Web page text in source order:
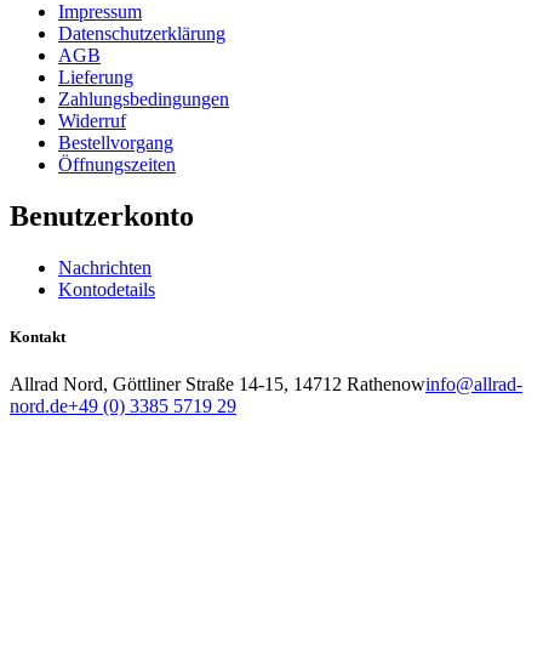
Impressum
Datenschutzerklärung
AGB
Lieferung
Zahlungsbedingungen
Widerruf
Bestellvorgang
Öffnungszeiten
Benutzerkonto
Nachrichten
Kontodetails
Kontakt
Allrad Nord, Göttliner Straße 14-15, 14712 Rathenowinfo@allrad-
nord.de+49 (0) 3385 5719 29